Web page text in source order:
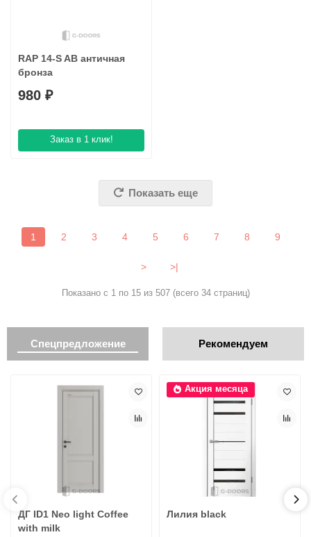
RAP 14-S AB античная
бронза
980 ₽
Заказ в 1 клик!
Показать еще
1 2 3 4 5 6 7 8 9
> >|
Показано с 1 по 15 из 507 (всего 34 страниц)
Спецпредложение Рекомендуем
ДГ ID1 Neo light Coffee
with milk
Акция месяца
Лилия black